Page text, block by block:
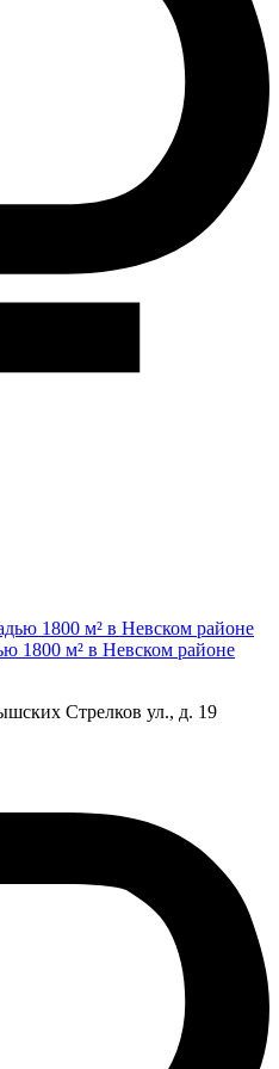
1800 м² в Невском районе
Стрелков ул., д. 19